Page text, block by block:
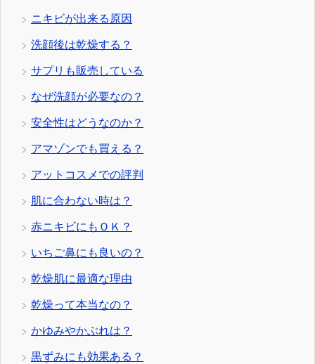
ニキビが出来る原因
洗顔後は乾燥する？
サプリも販売している
なぜ洗顔が必要なの？
安全性はどうなのか？
アマゾンでも買える？
アットコスメでの評判
肌に合わない時は？
赤ニキビにもＯＫ？
いちご鼻にも良いの？
乾燥肌に最適な理由
乾燥って本当なの？
かゆみやかぶれは？
黒ずみにも効果ある？